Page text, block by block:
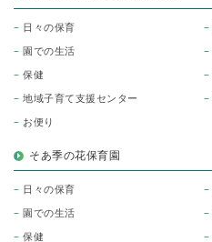
日々の保育
園での生活
保健
地域子育て支援センター
お便り
そあ季の花保育園
日々の保育
園での生活
保健